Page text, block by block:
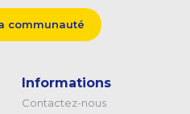
communauté
Informations
Contactez-nous